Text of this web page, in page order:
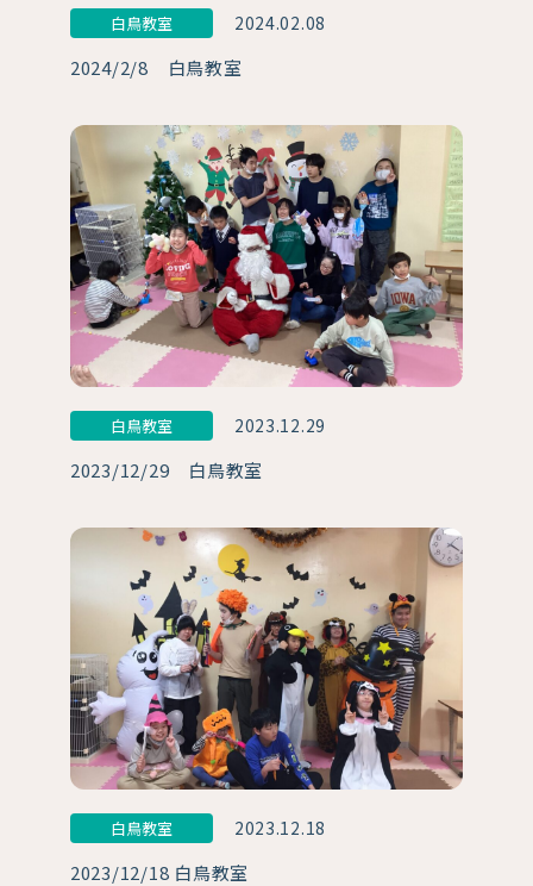
白鳥教室 2024.02.08
2024/2/8 白鳥教室
白鳥教室 2023.12.29
2023/12/29 白鳥教室
白鳥教室 2023.12.18
2023/12/18 白鳥教室